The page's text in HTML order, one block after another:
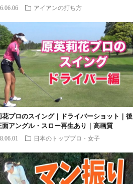
アイアンの打ち方
花プロのスイング｜ドライバーショット｜後
面アングル・スロー再生あり｜高画質
日本のトッププロ・女子